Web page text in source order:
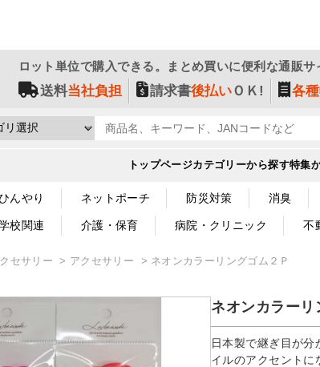
ロット単位で購入できる。まとめ買いに便利な通販サ
送料当社負担 請求書後払いＯＫ! 各
トップページカテゴリーから探す特集
んやり ネットポーチ 防災対策 消臭
校関連 介護・保育 病院・クリニック 不
セサリー アクセサリー ネオンカラーリングゴム２Ｐ
ネオンカラーリ
日本製で継ぎ目が
イルのアクセントに